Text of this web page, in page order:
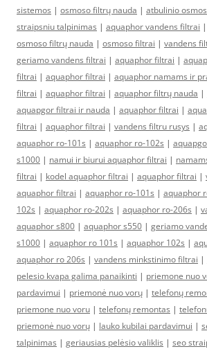
sistemos | osmoso filtrų nauda | atbulinio
straipsniu talpinimas | aquaphor vandens filtrai |
osmoso filtrų nauda | osmoso filtrai | vandens
geriamo vandens filtrai | aquaphor filtrai |
filtrai | aquaphor filtrai | aquaphor namams ir
filtrai | aquaphor filtrai | aquaphor filtrų nauda |
aquapgor filtrai ir nauda | aquaphor filtrai |
filtrai | aquaphor filtrai | vandens filtru rusys |
aquaphor ro-101s | aquaphor ro-102s |
s1000 | namui ir biurui aquaphor filtrai |
filtrai | kodel aquaphor filtrai | aquaphor filtrai |
aquaphor filtrai | aquaphor ro-101s | aquaphor
102s | aquaphor ro-202s | aquaphor ro-206s |
aquaphor s800 | aquaphor s550 | geriamo
s1000 | aquaphor ro 101s | aquaphor 102s |
aquaphor ro 206s | vandens minkstinimo filtrai |
pelesio kvapa galima panaikinti | priemone nuo
pardavimui | priemonė nuo vorų | telefonų
priemone nuo voru | telefonų remontas |
priemonė nuo vorų | lauko kubilai pardavimui |
talpinimas | geriausias pelėsio valiklis | seo